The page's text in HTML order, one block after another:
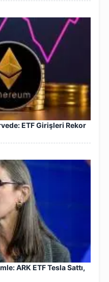
ETF Girişleri Rekor
ARK ETF Tesla Sattı,